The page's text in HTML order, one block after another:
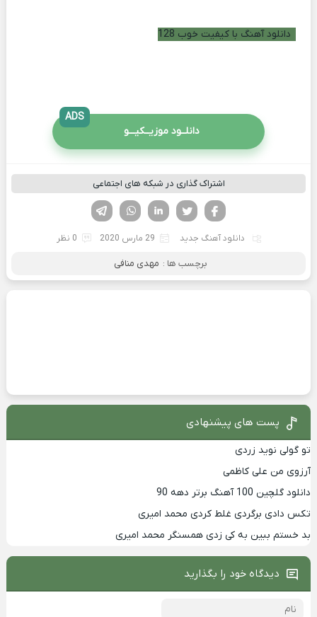
دانلود آهنگ با کیفیت خوب 128
دانلــود موزیــکیـــو
ADS
اشتراک گذاری در شبکه های اجتماعی
لینکدین تویتر
فیسوک
دانلود آهنگ جدید 29 مارس 2020 0 نظر
برچسب ها : مهدی منافی
پست های پیشنهادی
تو گولی نوید زردی
آرزوی من علی کاظمی
دانلود گلچین 100 آهنگ برتر دهه 90
تکس دادی برگردی غلط کردی محمد امیری
بد خستم ببین به کی زدی همسنگر محمد امیری
دیدگاه خود را بگذارید